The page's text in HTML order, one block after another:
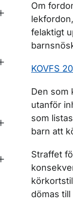
Undermeny för
Undermeny för
Undermeny för
Undermeny för
Om
felaktigt
KOVFS
Den som
utanför
som
barn att
Straffet
dömas